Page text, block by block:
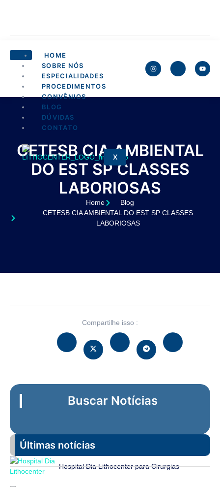
HOME
SOBRE NÓS
ESPECIALIDADES
PROCEDIMENTOS
CONVÊNIOS
BLOG
DÚVIDAS
CONTATO
X
CETESB CIA AMBIENTAL
DO EST SP CLASSES
LABORIOSAS
Home
Blog
CETESB CIA AMBIENTAL DO EST SP CLASSES
LABORIOSAS
Compartilhe isso :
Buscar Notícias
Últimas notícias
Hospital Dia Lithocenter para Cirurgias